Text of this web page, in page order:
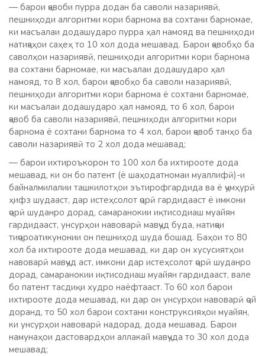
— барои ҷавоби пурра додан ба саволи назариявӣ,
пешниҳоди алгоритми кори барнома ва сохтани барномае,
ки масъалаи додашударо пурра ҳал намояд ва пешниҳоди
натиҷаҳои саҳеҳ то 10 хол дода мешавад. Барои ҷавобҳо ба
саволҳои назариявӣ, пешниҳоди алгоритми кори барнома
ва сохтани барномае, ки масъалаи додашударо ҳал
намояд, то 8 хол, барои ҷавобҳо ба саволи назариявӣ,
пешниҳоди алгоритми кори барнома ё сохтани барномае,
ки масъалаи додашударо ҳал намояд, то 6 хол, барои
ҷавоб ба саволи назариявӣ, пешниҳоди алгоритми кори
барнома ё сохтани барнома то 4 хол, барои ҷавоб танҳо ба
саволи назариявӣ то 2 хол дода мешавад;
— барои ихтироъкорон то 100 хол ба ихтирооте дода
мешавад, ки он бо патент (ё шаҳодатномаи муаллифӣ)-и
байналмилалии ташкилотҳои эътирофгардида ва ё ҷумҳурӣ
ҳифз шудааст, дар истеҳсолот ҷорӣ гардидааст ё имкони
ҷорӣ шуданро дорад, самаранокии иқтисодиаш муайян
гардидааст, унсурҳои навоварӣ мавҷуд буда, натиҷаи
тиҷороатикунонии он пешниҳод шуда бошад. Баҳои то 80
хол ба ихтирооте дода мешавад, ки дар он хусусиятҳои
навоварӣ мавҷуд аст, имкони дар истеҳсолот ҷорӣ шуданро
дорад, самаранокии иқтисодиаш муайян гардидааст, вале
бо патент тасдиқи худро наёфтааст. То 60 хол барои
ихтирооте дода мешавад, ки дар он унсурҳои навоварӣ ҷой
доранд, то 50 хол барои сохтани конструксияҳои муайян,
ки унсурҳои навоварӣ надорад, дода мешавад. Барои
намунаҳои дастовардҳои аллакай мавҷуда то 30 хол дода
мешавад;